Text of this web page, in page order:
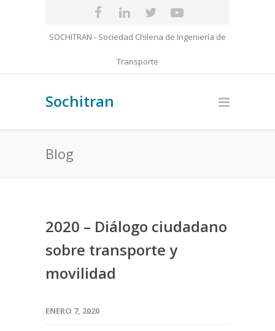
SOCHITRAN - Sociedad Chilena de Ingeniería de
Transporte
Sochitran
Blog
2020 – Diálogo ciudadano
sobre transporte y
movilidad
ENERO 7, 2020